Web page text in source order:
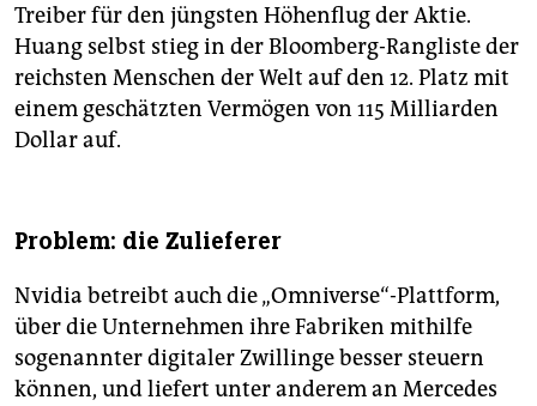
Treiber für den jüngsten Höhenflug der Aktie.
Huang selbst stieg in der Bloomberg-Rangliste der
reichsten Menschen der Welt auf den 12. Platz mit
einem geschätzten Vermögen von 115 Milliarden
Dollar auf.
Problem: die Zulieferer
Nvidia betreibt auch die „Omniverse“-Plattform,
über die Unternehmen ihre Fabriken mithilfe
sogenannter digitaler Zwillinge besser steuern
können, und liefert unter anderem an Mercedes